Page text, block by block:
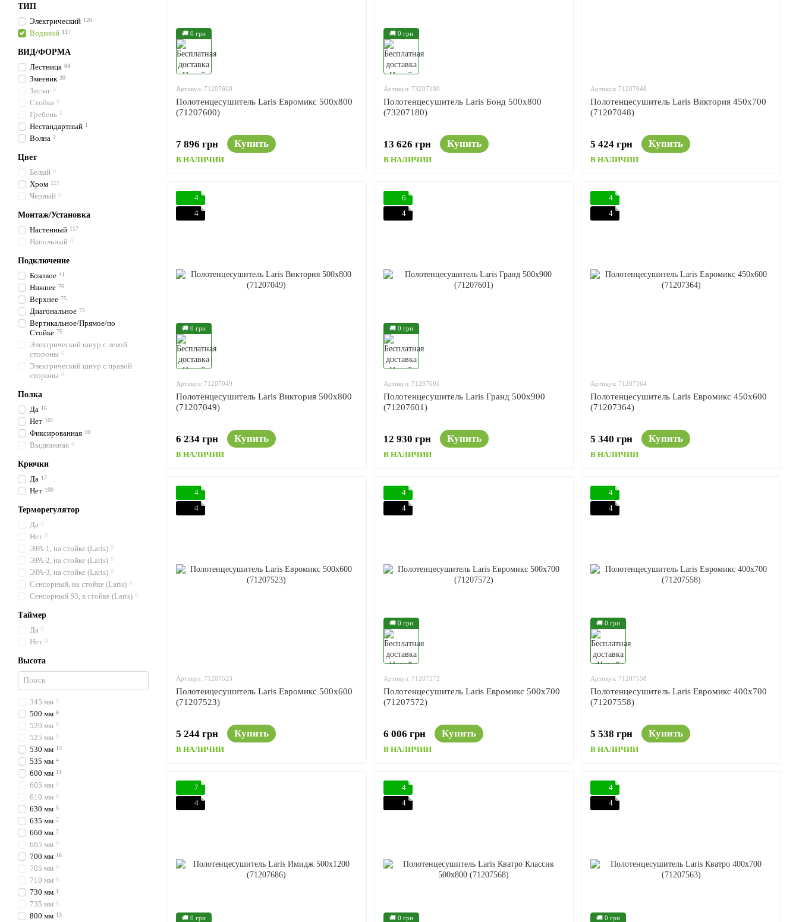
🚚 0 грн
Артикул: 71207600
Полотенцесушитель Laris Евромикс 500x800
(71207600)
7 896 грн Купить
В НАЛИЧИИ
🚚 0 грн
Артикул: 73207180
Полотенцесушитель Laris Бонд 500x800
(73207180)
13 626 грн Купить
В НАЛИЧИИ
Артикул: 71207048
Полотенцесушитель Laris Виктория 450x700
(71207048)
5 424 грн Купить
В НАЛИЧИИ
🚚 0 грн
4
4
Артикул: 71207049
Полотенцесушитель Laris Виктория 500x800
(71207049)
6 234 грн Купить
В НАЛИЧИИ
🚚 0 грн
6
4
Артикул: 71207601
Полотенцесушитель Laris Гранд 500x900
(71207601)
12 930 грн Купить
В НАЛИЧИИ
4
4
Артикул: 71207364
Полотенцесушитель Laris Евромикс 450x600
(71207364)
5 340 грн Купить
В НАЛИЧИИ
4
4
Артикул: 71207523
Полотенцесушитель Laris Евромикс 500x600
(71207523)
5 244 грн Купить
В НАЛИЧИИ
🚚 0 грн
4
4
Артикул: 71207572
Полотенцесушитель Laris Евромикс 500x700
(71207572)
6 006 грн Купить
В НАЛИЧИИ
🚚 0 грн
4
4
Артикул: 71207558
Полотенцесушитель Laris Евромикс 400x700
(71207558)
5 538 грн Купить
В НАЛИЧИИ
🚚 0 грн
7
4
🚚 0 грн
4
4
🚚 0 грн
4
4
ТИП
Электрический 120
Водяной 117
ВИД/ФОРМА
Лестница 84
Змеевик 30
Зигзаг 0
Стойка 0
Гребень 0
Нестандартный 1
Волна 2
Цвет
Белый 0
Хром 117
Черный 0
Монтаж/Установка
Настенный 117
Напольный 0
Подключение
Боковое 41
Нижнее 76
Верхнее 75
Диагональное 75
Вертикальное/Прямое/по
Стойке 75
Электрический шнур с левой
стороны 0
Электрический шнур с правой
стороны 0
Полка
Да 16
Нет 101
Фиксированная 10
Выдвижная 0
Крючки
Да 17
Нет 100
Терморегулятор
Да 0
Нет 0
ЭРА-1, на стойке (Laris) 0
ЭРА-2, на стойке (Laris) 0
ЭРА-3, на стойке (Laris) 0
Сенсорный, на стойке (Laris) 0
Сенсорный S3, в стойке (Laris) 0
Таймер
Да 0
Нет 0
Высота
345 мм 0
500 мм 6
520 мм 0
525 мм 0
530 мм 13
535 мм 4
600 мм 11
605 мм 0
610 мм 0
630 мм 5
635 мм 2
660 мм 2
665 мм 0
700 мм 18
705 мм 0
710 мм 0
730 мм 1
735 мм 0
800 мм 13